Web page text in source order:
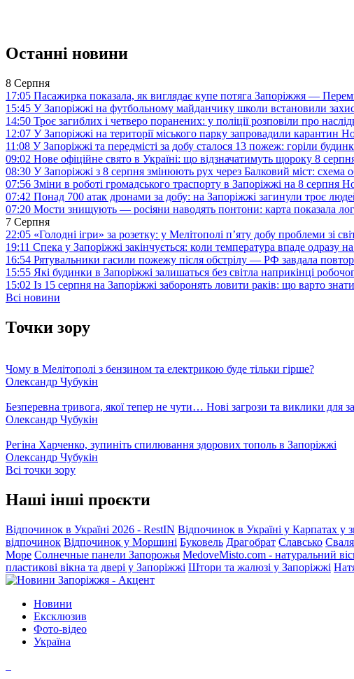
Останні новини
8 Серпня
17:05 Пасажирка показала, як виглядає купе потяга Запоріжжя —
15:45 У Запоріжжі на футбольному майданчику школи встановили
14:50 Троє загиблих і четверо поранених: у поліції розповіли про
12:07 У Запоріжжі на території міського парку запровадили карантин
11:08 У Запоріжжі та передмісті за добу сталося 13 пожеж: горіли
09:02 Нове офіційне свято в Україні: що відзначатимуть щороку 8
08:30 У Запоріжжі з 8 серпня змінюють рух через Балковий міст: схема
07:56 Зміни в роботі громадського траспорту в Запоріжжі на 8 серпня
07:42 Понад 700 атак дронами за добу: на Запоріжжі загинули троє
07:20 Мости знищують — росіяни наводять понтони: карта показала
7 Серпня
22:05 «Голодні ігри» за розетку: у Мелітополі п’яту добу проблеми зі
19:11 Спека у Запоріжжі закінчується: коли температура впаде одразу на
16:54 Рятувальники гасили пожежу після обстрілу — РФ завдала
15:55 Які будинки в Запоріжжі залишаться без світла наприкінці
15:02 Із 15 серпня на Запоріжжі заборонять ловити раків: що варто
Всі новини
Точки зору
Чому в Мелітополі з бензином та електрикою буде тільки гірше?
Олександр Чубукін
Безперевна тривога, якої тепер не чути… Нові загрози та виклики для
Олександр Чубукін
Регіна Харченко, зупиніть спилювання здорових тополь в Запоріжжі
Олександр Чубукін
Всі точки зору
Наші інші проєкти
Відпочинок в Україні 2026 - RestIN Відпочинок в Україні у Карпатах у
відпочинок Відпочинок у Моршині Буковель Драгобрат Славсько
Море Солнечные панели Запорожья MedoveMisto.com - натуральний
пластикові вікна та двері у Запоріжжі Штори та жалюзі у Запоріжжі
Новини
Ексклюзив
Фото-відео
Україна